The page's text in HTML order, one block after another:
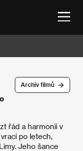
Archív filmů
řád a harmonii v
po letech,
Jeho šance